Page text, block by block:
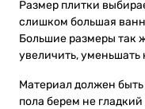
Размер плитки
слишком большая
Большие размеры так
увеличить, уменьшать
Материал должен
пола берем не